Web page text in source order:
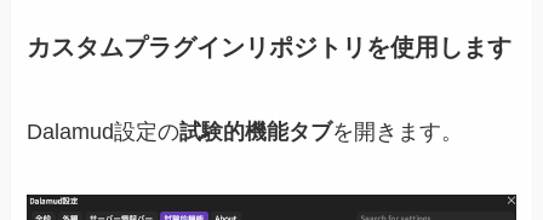
カスタムプラグインリポジトリを使用します
Dalamud設定の試験的機能タブを開きます。